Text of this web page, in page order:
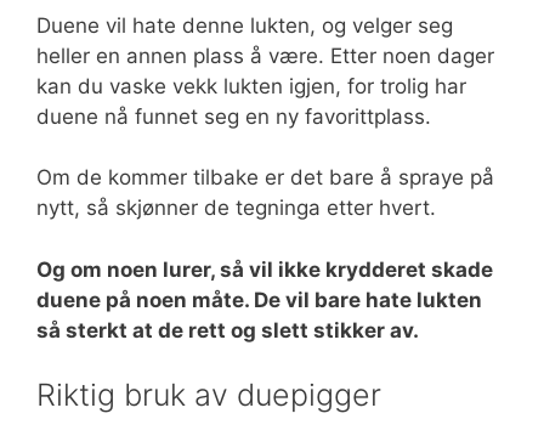
Duene vil hate denne lukten, og velger seg
heller en annen plass å være. Etter noen dager
kan du vaske vekk lukten igjen, for trolig har
duene nå funnet seg en ny favorittplass.
Om de kommer tilbake er det bare å spraye på
nytt, så skjønner de tegninga etter hvert.
Og om noen lurer, så vil ikke krydderet skade
duene på noen måte. De vil bare hate lukten
så sterkt at de rett og slett stikker av.
Riktig bruk av duepigger